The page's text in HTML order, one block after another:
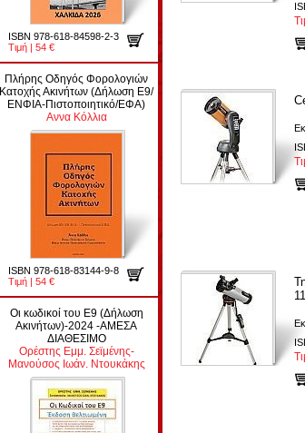
ISBN 978-618-84598-2-3
Τιμή | 54 €
Πλήρης Οδηγός Φορολογιών
Κατοχής Ακινήτων (Δήλωση Ε9/
ΕΝΦΙΑ-Πιστοποιητικό/ΕΦΑ)
Αννα Κόλλια
ISBN 978-618-83144-9-8
Τιμή | 54 €
Οι κωδικοί του Ε9 (Δήλωση
Ακινήτων)-2024 -ΑΜΕΣΑ
ΔΙΑΘΕΣΙΜΟ
Ορέστης Εμμ. Σεϊμένης-
Μανούσος Ιωάν. Ντουκάκης